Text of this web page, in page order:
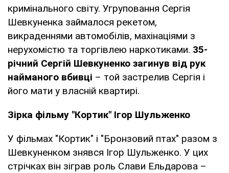
кримінального світу. Угруповання Сергія
Шевкуненка займалося рекетом,
викраденнями автомобілів, махінаціями з
нерухомістю та торгівлею наркотиками. 35-
річний Сергій Шевкуненко загинув від рук
найманого вбивці – той застрелив Сергія і
його мати у власній квартирі.
Зірка фільму "Кортик" Ігор Шульженко
У фільмах "Кортик" і "Бронзовий птах" разом з
Шевкуненком знявся Ігор Шульженко. У цих
стрічках він зіграв роль Слави Ельдарова –